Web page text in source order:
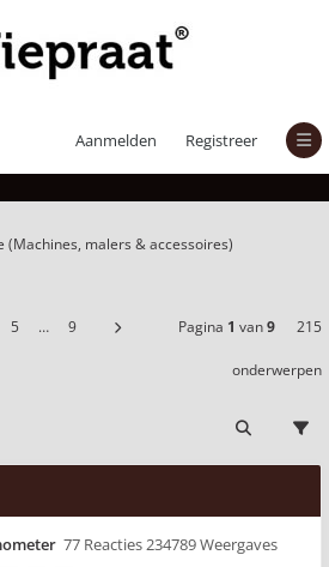
Aanmelden Registreer
(Machines, malers & accessoires)
5 … 9 Pagina 1 van9 215
onderwerpen
77 Reacties 234789 Weergaves